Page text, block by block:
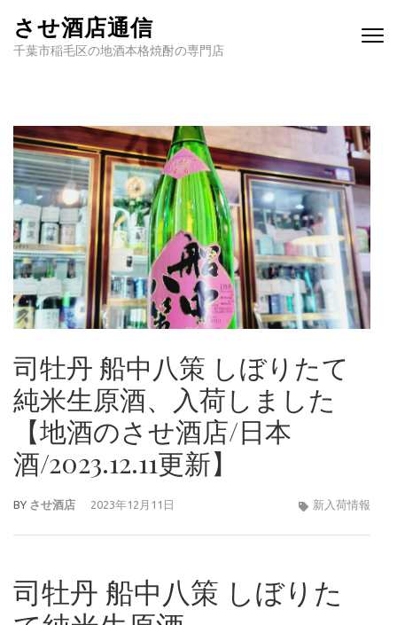
させ酒店通信
千葉市稲毛区の地酒本格焼酎の専門店
司牡丹 船中八策 しぼりたて
純米生原酒、入荷しました
【地酒のさせ酒店/日本
酒/2023.12.11更新】
BY させ酒店 2023年12月11日 新入荷情報
司牡丹 船中八策 しぼりた